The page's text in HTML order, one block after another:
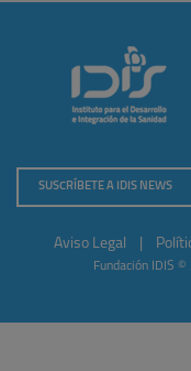
SUSCRÍBETE A IDIS NEWS
Aviso Legal
Fundación IDIS